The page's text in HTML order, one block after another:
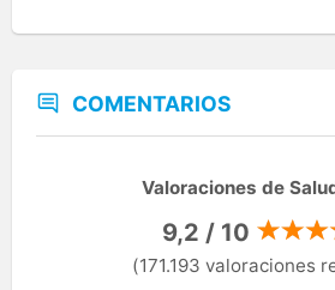
COMENTARIOS
Valoraciones de
9,2 / 10
(171.193 valoraciones